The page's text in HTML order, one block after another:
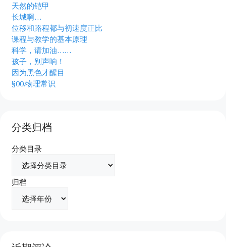
天然的铠甲
长城啊…
位移和路程都与初速度正比
课程与教学的基本原理
科学，请加油……
孩子，别声响！
因为黑色才醒目
§00.物理常识
分类归档
分类目录
归档